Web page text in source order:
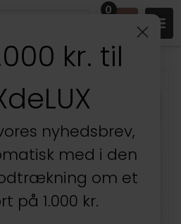
0
/Alt til Opvask
kr. til
nyhedsbrev,
med i den
om et
på 1.000 kr.